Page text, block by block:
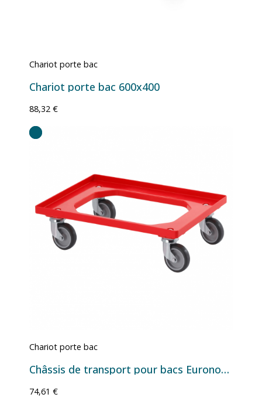
Chariot porte bac
Chariot porte bac 600x400
88,32 €
Chariot porte bac
Châssis de transport pour bacs Euronorm 600×400 - 620×420 mm
74,61 €